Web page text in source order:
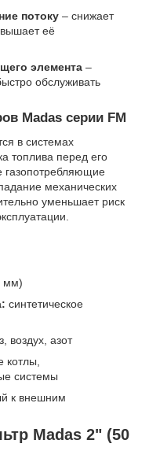
потоку – снижает
её
элемента –
обслуживать
Madas серии FM
в системах
топлива перед его
газопотребляющие
механических
уменьшает риск
мм)
синтетическое
воздух, азот
котлы,
системы
к внешним
Madas 2" (50